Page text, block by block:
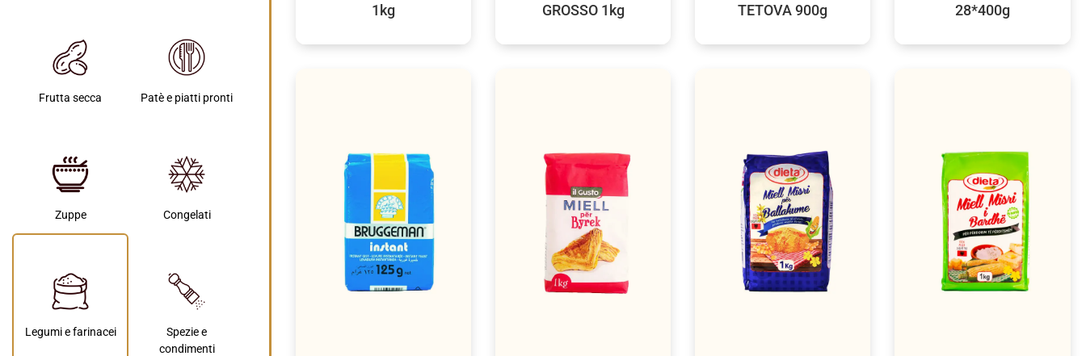
Frutta secca Patè e piatti pronti
Zuppe Congelati
Legumi e farinacei
Spezie e
condimenti
1kg
GROSSO 1kg
TETOVA 900g
28*400g